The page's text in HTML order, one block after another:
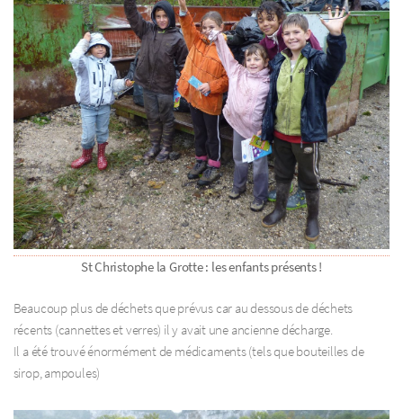
St Christophe la Grotte : les enfants présents !
Beaucoup plus de déchets que prévus car au dessous de déchets
récents (cannettes et verres) il y avait une ancienne décharge.
Il a été trouvé énormément de médicaments (tels que bouteilles de
sirop, ampoules)